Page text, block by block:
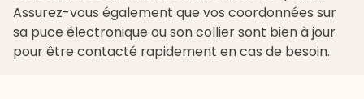
Assurez-vous également que vos coordonnées sur
sa puce électronique ou son collier sont bien à jour
pour être contacté rapidement en cas de besoin.